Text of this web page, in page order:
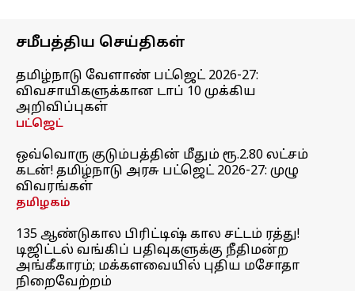
சமீபத்திய செய்திகள்
தமிழ்நாடு வேளாண் பட்ஜெட் 2026-27:
விவசாயிகளுக்கான டாப் 10 முக்கிய
அறிவிப்புகள்
பட்ஜெட்
ஒவ்வொரு குடும்பத்தின் மீதும் ரூ.2.80 லட்சம்
கடன்! தமிழ்நாடு அரசு பட்ஜெட் 2026-27: முழு
விவரங்கள்
தமிழகம்
135 ஆண்டுகால பிரிட்டிஷ் கால சட்டம் ரத்து!
டிஜிட்டல் வங்கிப் பதிவுகளுக்கு நீதிமன்ற
அங்கீகாரம்; மக்களவையில் புதிய மசோதா
நிறைவேற்றம்